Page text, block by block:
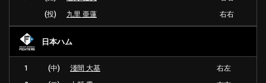
(投)
九里 亜蓮 右右
日本ハム
1 (中) 淺間 大基
右左